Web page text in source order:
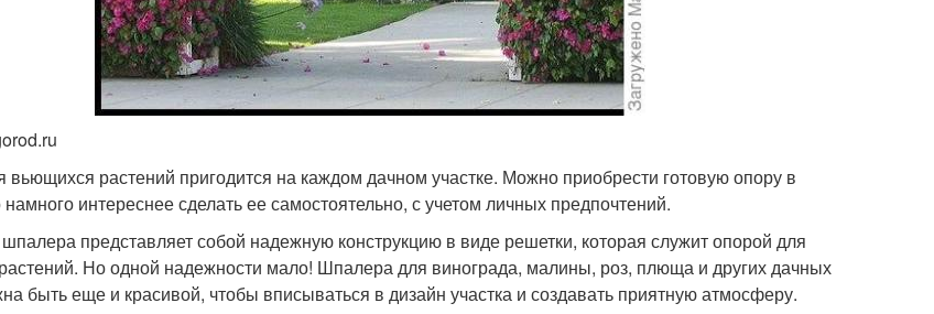
растений пригодится на каждом дачном участке. Можно приобрести готовую опору в
интереснее сделать ее самостоятельно, с учетом личных предпочтений.
представляет собой надежную конструкцию в виде решетки, которая служит опорой для
Но одной надежности мало! Шпалера для винограда, малины, роз, плюща и других дачных
быть еще и красивой, чтобы вписываться в дизайн участка и создавать приятную атмосферу.